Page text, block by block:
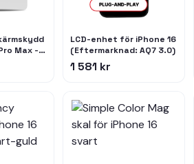
Max -
LCD-enhet för iPhone 16
(Eftermarknad: AQ7 3.0)
1 581 kr